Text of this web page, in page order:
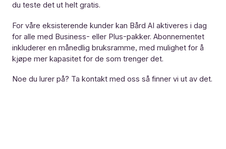
du teste det ut helt gratis.
For våre eksisterende kunder kan Bård AI aktiveres i dag
for alle med Business- eller Plus-pakker. Abonnementet
inkluderer en månedlig bruksramme, med mulighet for å
kjøpe mer kapasitet for de som trenger det.
Noe du lurer på? Ta kontakt med oss så finner vi ut av det.